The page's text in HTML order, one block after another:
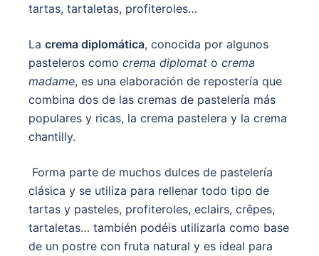
tartas, tartaletas, profiteroles…
La crema diplomática, conocida por algunos
pasteleros como crema diplomat o crema
madame, es una elaboración de repostería que
combina dos de las cremas de pastelería más
populares y ricas, la crema pastelera y la crema
chantilly.
Forma parte de muchos dulces de pastelería
clásica y se utiliza para rellenar todo tipo de
tartas y pasteles, profiteroles, eclairs, crêpes,
tartaletas… también podéis utilizarla como base
de un postre con fruta natural y es ideal para